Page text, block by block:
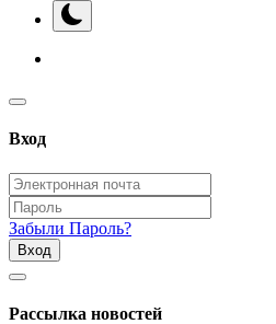
Вход
Забыли Пароль?
Вход
Рассылка новостей